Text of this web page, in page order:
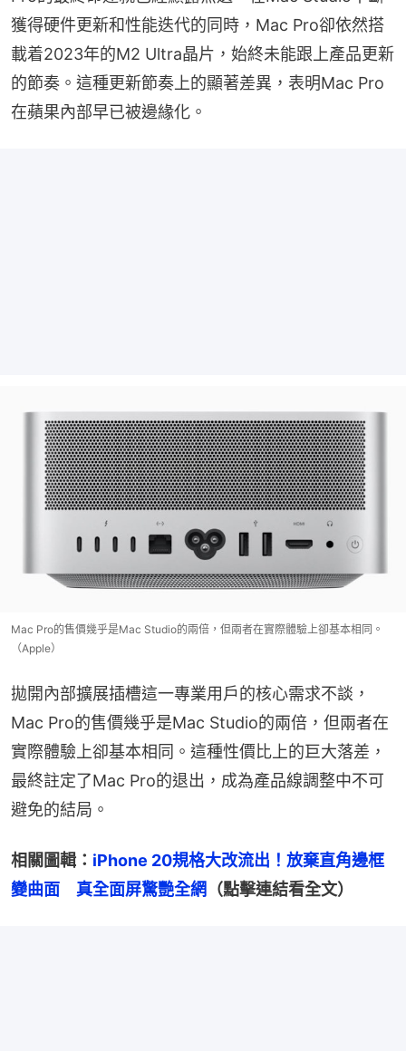
獲得硬件更新和性能迭代的同時，Mac Pro卻依然搭
載着2023年的M2 Ultra晶片，始終未能跟上產品更新
的節奏。這種更新節奏上的顯著差異，表明Mac Pro
在蘋果內部早已被邊緣化。
Mac Pro的售價幾乎是Mac Studio的兩倍，但兩者在實際體驗上卻基本相同。
（Apple）
拋開內部擴展插槽這一專業用戶的核心需求不談，
Mac Pro的售價幾乎是Mac Studio的兩倍，但兩者在
實際體驗上卻基本相同。這種性價比上的巨大落差，
最終註定了Mac Pro的退出，成為產品線調整中不可
避免的結局。
相關圖輯： iPhone 20規格大改流出！放棄直角邊框
變曲面　真全面屏驚艷全網 （點擊連結看全文）